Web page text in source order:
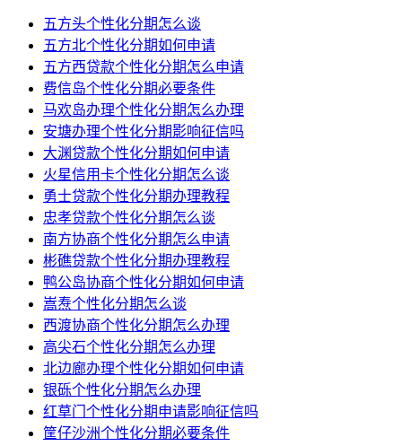
五方头个性化分期怎么谈
五方北个性化分期如何申请
五方西贷款个性化分期怎么申请
费信岛个性化分期必要条件
马欢岛办理个性化分期怎么办理
安塘办理个性化分期影响征信吗
大渊贷款个性化分期如何申请
火星信用卡个性化分期怎么谈
勇士贷款个性化分期办理教程
忠孝贷款个性化分期怎么谈
南方协商个性化分期怎么申请
彬礁贷款个性化分期办理教程
鸭公岛协商个性化分期如何申请
嵩焘个性化分期怎么谈
西渡协商个性化分期怎么办理
高尖石个性化分期怎么办理
北边廊办理个性化分期如何申请
银砾个性化分期怎么办理
红草门个性化分期申请影响征信吗
筐仔沙洲个性化分期必要条件